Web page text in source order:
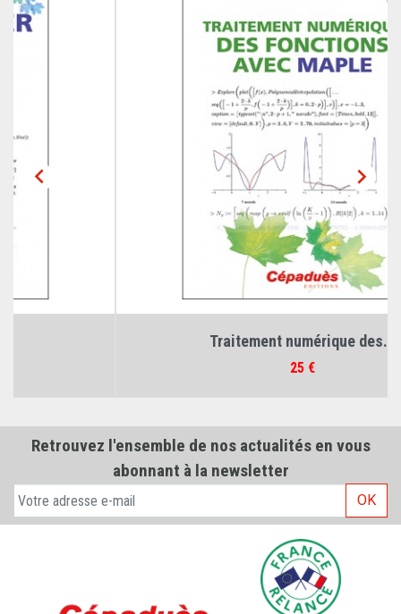

Traitement numérique des...

Retrouvez l'ensemble de nos actualités en vous
abonnant à la newsletter
OK